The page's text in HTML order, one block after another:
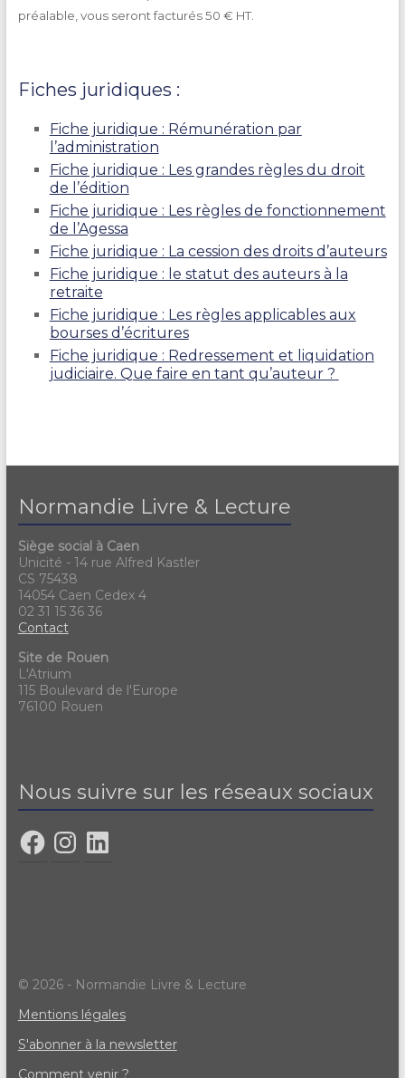
préalable, vous seront facturés 50 € HT.
Fiches juridiques :
Fiche juridique : Rémunération par
l’administration
Fiche juridique : Les grandes règles du droit
de l’édition
Fiche juridique : Les règles de fonctionnement
de l’Agessa
Fiche juridique : La cession des droits d’auteurs
Fiche juridique : le statut des auteurs à la
retraite
Fiche juridique : Les règles applicables aux
bourses d’écritures
Fiche juridique : Redressement et liquidation
judiciaire. Que faire en tant qu’auteur ?
Normandie Livre & Lecture
Siège social à Caen
Unicité - 14 rue Alfred Kastler
CS 75438
14054 Caen Cedex 4
02 31 15 36 36
Contact
Site de Rouen
L'Atrium
115 Boulevard de l'Europe
76100 Rouen
Nous suivre sur les réseaux sociaux
© 2026 - Normandie Livre & Lecture
Mentions légales
S'abonner à la newsletter
Comment venir ?